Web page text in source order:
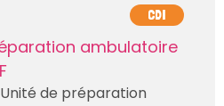
CDI
ambulatoire
de préparation